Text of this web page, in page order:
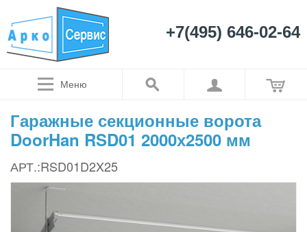
+7(495) 646-02-64
Меню
Гаражные секционные ворота
DoorHan RSD01 2000х2500 мм
АРТ.:RSD01D2X25